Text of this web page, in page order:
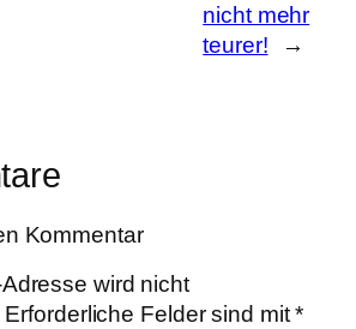
nicht mehr
teurer!
→
Kommentar
wird nicht
Erforderliche Felder sind mit*